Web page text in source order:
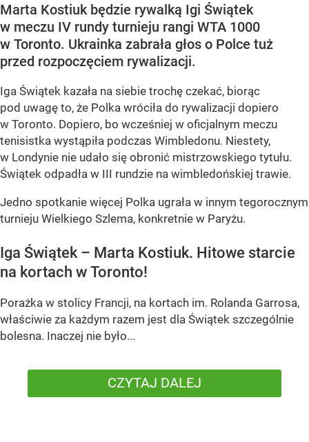
Marta Kostiuk będzie rywalką Igi Świątek
w meczu IV rundy turnieju rangi WTA 1000
w Toronto. Ukrainka zabrała głos o Polce tuż
przed rozpoczęciem rywalizacji.
Iga Świątek kazała na siebie trochę czekać, biorąc
pod uwagę to, że Polka wróciła do rywalizacji dopiero
w Toronto. Dopiero, bo wcześniej w oficjalnym meczu
tenisistka wystąpiła podczas Wimbledonu. Niestety,
w Londynie nie udało się obronić mistrzowskiego tytułu.
Świątek odpadła w III rundzie na wimbledońskiej trawie.
Jedno spotkanie więcej Polka ugrała w innym tegorocznym
turnieju Wielkiego Szlema, konkretnie w Paryżu.
Iga Świątek – Marta Kostiuk. Hitowe starcie
na kortach w Toronto!
Porażka w stolicy Francji, na kortach im. Rolanda Garrosa,
właściwie za każdym razem jest dla Świątek szczególnie
bolesna. Inaczej nie było...
CZYTAJ DALEJ